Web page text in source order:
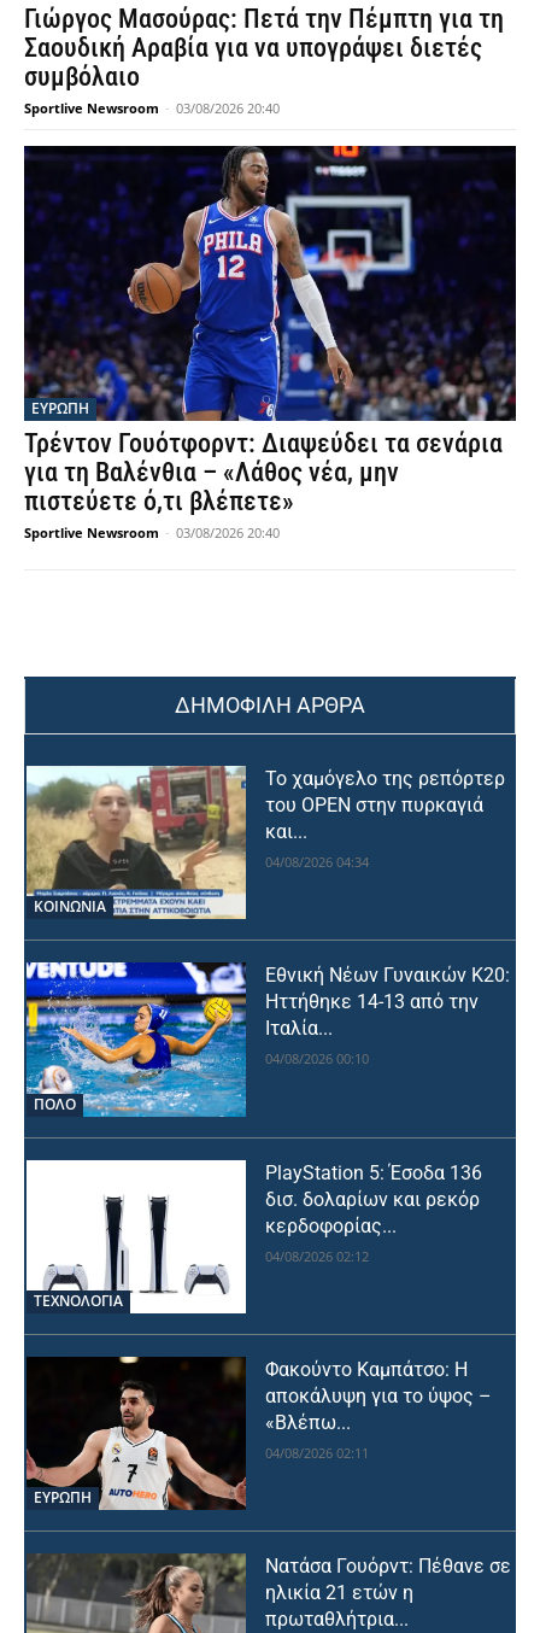
Γιώργος Μασούρας: Πετά την Πέμπτη για τη
Σαουδική Αραβία για να υπογράψει διετές
συμβόλαιο
Sportlive Newsroom - 03/08/2026 20:40
ΕΥΡΩΠΗ
Τρέντον Γουότφορντ: Διαψεύδει τα σενάρια
για τη Βαλένθια – «Λάθος νέα, μην
πιστεύετε ό,τι βλέπετε»
Sportlive Newsroom - 03/08/2026 20:40
ΔΗΜΟΦΙΛΗ ΑΡΘΡΑ
ΚΟΙΝΩΝΙΑ
Το χαμόγελο της ρεπόρτερ
του OPEN στην πυρκαγιά
και...
04/08/2026 04:34
ΠΟΛΟ
Εθνική Νέων Γυναικών Κ20:
Ηττήθηκε 14-13 από την
Ιταλία...
04/08/2026 00:10
ΤΕΧΝΟΛΟΓΙΑ
PlayStation 5: Έσοδα 136
δισ. δολαρίων και ρεκόρ
κερδοφορίας...
04/08/2026 02:12
ΕΥΡΩΠΗ
Φακούντο Καμπάτσο: Η
αποκάλυψη για το ύψος –
«Βλέπω...
04/08/2026 02:11
Νατάσα Γουόρντ: Πέθανε σε
ηλικία 21 ετών η
πρωταθλήτρια...